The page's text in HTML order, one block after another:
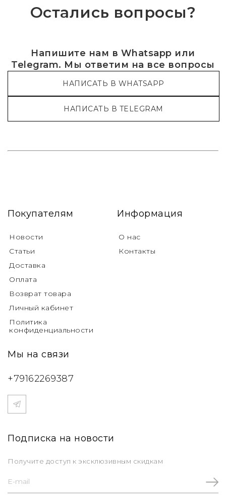
Остались вопросы?
Напишите нам в Whatsapp или
Telegram. Мы ответим на все вопросы
НАПИСАТЬ В WHATSAPP
НАПИСАТЬ В TELEGRAM
Покупателям
Новости
Статьи
Доставка
Оплата
Возврат товара
Личный кабинет
Политика
конфиденциальности
Информация
О нас
Контакты
Мы на связи
+79162269387
Подписка на новости
Получите доступ к эксклюзивным скидкам